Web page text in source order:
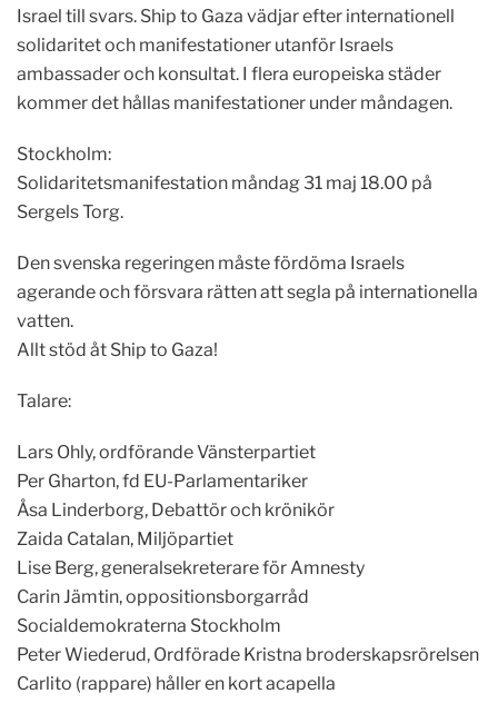
Israel till svars. Ship to Gaza vädjar efter internationell
solidaritet och manifestationer utanför Israels
ambassader och konsultat. I flera europeiska städer
kommer det hållas manifestationer under måndagen.
Stockholm:
Solidaritetsmanifestation måndag 31 maj 18.00 på
Sergels Torg.
Den svenska regeringen måste fördöma Israels
agerande och försvara rätten att segla på internationella
vatten.
Allt stöd åt Ship to Gaza!
Talare:
Lars Ohly, ordförande Vänsterpartiet
Per Gharton, fd EU-Parlamentariker
Åsa Linderborg, Debattör och krönikör
Zaida Catalan, Miljöpartiet
Lise Berg, generalsekreterare för Amnesty
Carin Jämtin, oppositionsborgarråd
Socialdemokraterna Stockholm
Peter Wiederud, Ordförade Kristna broderskapsrörelsen
Carlito (rappare) håller en kort acapella